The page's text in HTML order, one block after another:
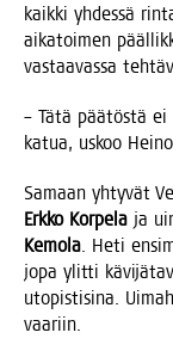
kaik­ki yhdes­sä
aika­toi­men
vas­taa­vas­sa
– Tätä pää­tös­tä
katua, uskoo
Samaan yhty­vät
Erk­ko Kor­pe­la ja
Kemo­la. Heti
jopa ylit­ti
uto­pis­ti­si­na.
vaariin.